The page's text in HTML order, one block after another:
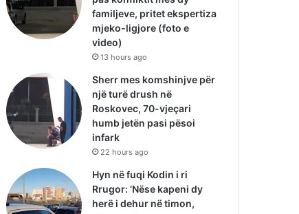
familjeve, pritet ekspertiza
mjeko-ligjore (foto e
video)
13 hours ago
Sherr mes komshinjve për
një turë drush në
Roskovec, 70-vjeçari
humb jetën pasi pësoi
infark
22 hours ago
Hyn në fuqi Kodin i ri
Rrugor: ‘Nëse kapeni dy
herë i dehur në timon,